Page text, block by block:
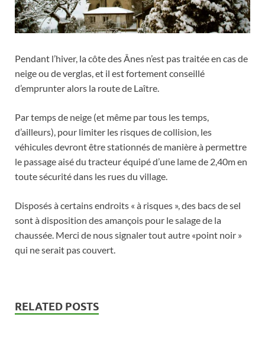
Pendant l’hiver, la côte des Ânes n’est pas traitée en cas de
neige ou de verglas, et il est fortement conseillé
d’emprunter alors la route de Laître.
Par temps de neige (et même par tous les temps,
d’ailleurs), pour limiter les risques de collision, les
véhicules devront être stationnés de manière à permettre
le passage aisé du tracteur équipé d’une lame de 2,40m en
toute sécurité dans les rues du village.
Disposés à certains endroits « à risques », des bacs de sel
sont à disposition des amançois pour le salage de la
chaussée. Merci de nous signaler tout autre «point noir »
qui ne serait pas couvert.
RELATED POSTS